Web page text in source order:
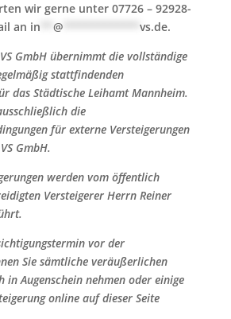
wir gerne unter 07726 – 92928-
an in @ vs.de.
GmbH übernimmt die vollständige
stattfindenden
das Städtische Leihamt Mannheim.
die
für externe Versteigerungen
GmbH.
werden vom öffentlich
Versteigerer Herrn Reiner
vor der
Sie sämtliche veräußerlichen
in Augenschein nehmen oder einige
online auf dieser Seite